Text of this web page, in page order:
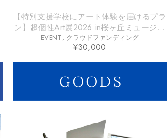
【特別支援学校にアート体験を届けるプラ
ン】超個性Art展2026 in桜ヶ丘ミュージア
ム
EVENT, クラウドファンディング
¥30,000